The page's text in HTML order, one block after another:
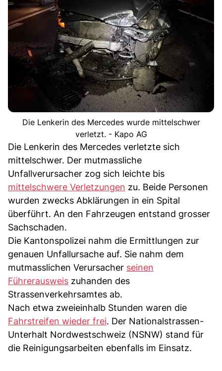
Die Lenkerin des Mercedes wurde mittelschwer
verletzt. - Kapo AG
Die Lenkerin des Mercedes verletzte sich
mittelschwer. Der mutmassliche
Unfallverursacher zog sich leichte bis
mittelschwere Verletzungen zu. Beide Personen
wurden zwecks Abklärungen in ein Spital
überführt. An den Fahrzeugen entstand grosser
Sachschaden.
Die Kantonspolizei nahm die Ermittlungen zur
genauen Unfallursache auf. Sie nahm dem
mutmasslichen Verursacher seinen
Führerausweis zuhanden des
Strassenverkehrsamtes ab.
Nach etwa zweieinhalb Stunden waren die
Fahrstreifen wieder frei. Der Nationalstrassen-
Unterhalt Nordwestschweiz (NSNW) stand für
die Reinigungsarbeiten ebenfalls im Einsatz.